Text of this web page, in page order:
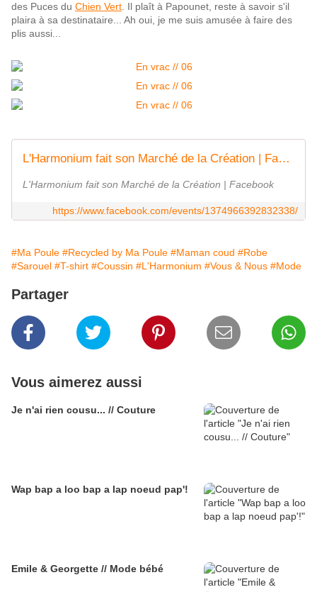
des Puces du Chien Vert . Il plaît à Papounet, reste à savoir s'il
plaira à sa destinataire... Ah oui, je me suis amusée à faire des
plis aussi...
L'Harmonium fait son Marché de la Création | Facebook
L'Harmonium fait son Marché de la Création | Facebook
https://www.facebook.com/events/1374966392832338/
#Ma Poule #Recycled by Ma Poule #Maman coud #Robe
#Sarouel #T-shirt #Coussin #L'Harmonium #Vous & Nous #Mode
Partager
Vous aimerez aussi
Je n'ai rien cousu... // Couture
Wap bap a loo bap a lap noeud pap'!
Emile & Georgette // Mode bébé